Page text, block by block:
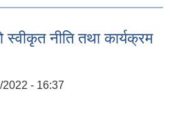
नीति तथा कार्यक्रम
- 16:37